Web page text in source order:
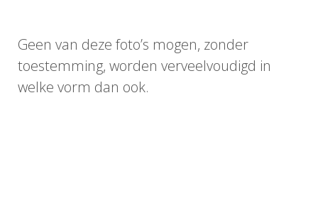
Geen van deze foto’s mogen, zonder
toestemming, worden verveelvoudigd in
welke vorm dan ook.